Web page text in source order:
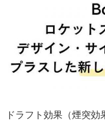
ドラフト効果（煙突